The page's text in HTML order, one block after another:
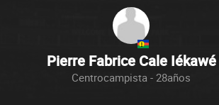
Pierre Fabrice Cale Iékawé
Centrocampista - 28años